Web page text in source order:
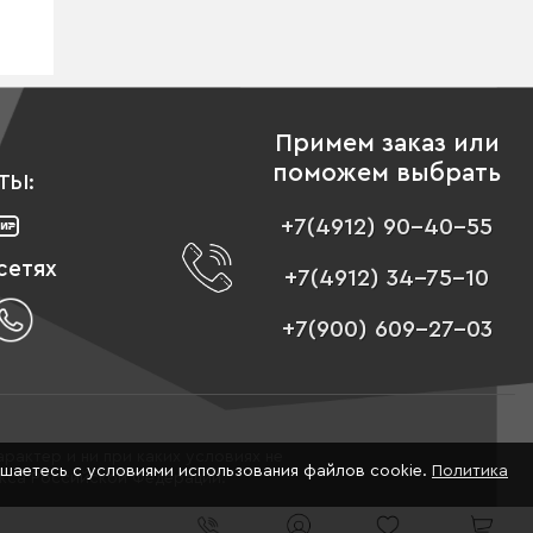
Примем заказ или
поможем выбрать
+7(4912) 90-40-55
+7(4912) 34-75-10
+7(900) 609-27-03
Российской Федерации.
с условиями использования файлов cookie. Политика